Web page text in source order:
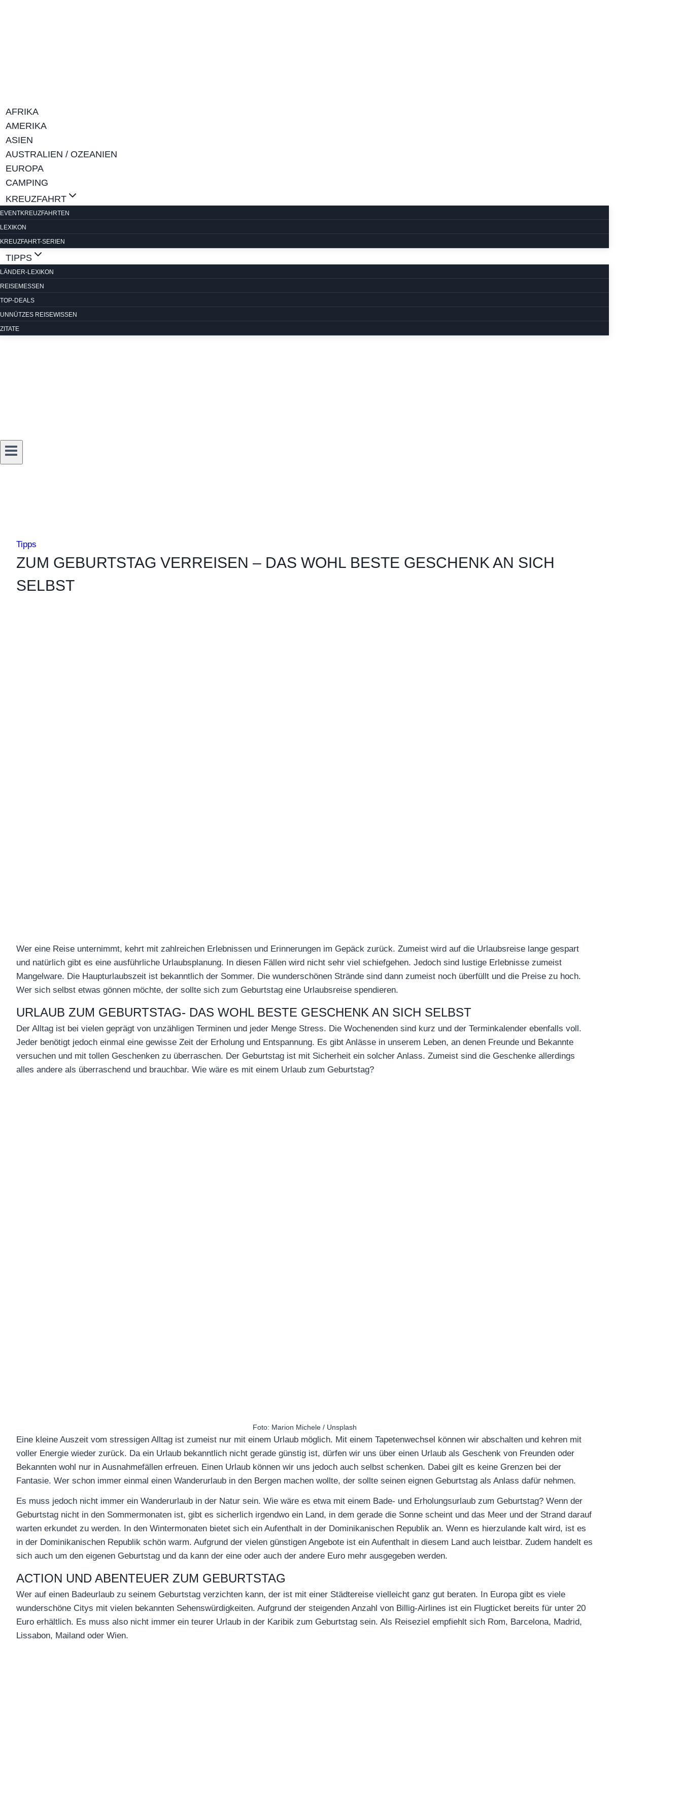
AFRIKA
AMERIKA
ASIEN
AUSTRALIEN / OZEANIEN
EUROPA
CAMPING
KREUZFAHRT
EVENTKREUZFAHRTEN
LEXIKON
KREUZFAHRT-SERIEN
TIPPS
LÄNDER-LEXIKON
REISEMESSEN
TOP-DEALS
UNNÜTZES REISEWISSEN
ZITATE
Tipps
ZUM GEBURTSTAG VERREISEN – DAS WOHL BESTE GESCHENK AN SICH
SELBST
Wer eine Reise unternimmt, kehrt mit zahlreichen Erlebnissen und Erinnerungen im Gepäck zurück. Zumeist wird auf die Urlaubsreise lange gespart
und natürlich gibt es eine ausführliche Urlaubsplanung. In diesen Fällen wird nicht sehr viel schiefgehen. Jedoch sind lustige Erlebnisse zumeist
Mangelware. Die Haupturlaubszeit ist bekanntlich der Sommer. Die wunderschönen Strände sind dann zumeist noch überfüllt und die Preise zu hoch.
Wer sich selbst etwas gönnen möchte, der sollte sich zum Geburtstag eine Urlaubsreise spendieren.
URLAUB ZUM GEBURTSTAG- DAS WOHL BESTE GESCHENK AN SICH SELBST
Der Alltag ist bei vielen geprägt von unzähligen Terminen und jeder Menge Stress. Die Wochenenden sind kurz und der Terminkalender ebenfalls voll.
Jeder benötigt jedoch einmal eine gewisse Zeit der Erholung und Entspannung. Es gibt Anlässe in unserem Leben, an denen Freunde und Bekannte
versuchen und mit tollen Geschenken zu überraschen. Der Geburtstag ist mit Sicherheit ein solcher Anlass. Zumeist sind die Geschenke allerdings
alles andere als überraschend und brauchbar. Wie wäre es mit einem Urlaub zum Geburtstag?
Foto: Marion Michele / Unsplash
Eine kleine Auszeit vom stressigen Alltag ist zumeist nur mit einem Urlaub möglich. Mit einem Tapetenwechsel können wir abschalten und kehren mit
voller Energie wieder zurück. Da ein Urlaub bekanntlich nicht gerade günstig ist, dürfen wir uns über einen Urlaub als Geschenk von Freunden oder
Bekannten wohl nur in Ausnahmefällen erfreuen. Einen Urlaub können wir uns jedoch auch selbst schenken. Dabei gilt es keine Grenzen bei der
Fantasie. Wer schon immer einmal einen Wanderurlaub in den Bergen machen wollte, der sollte seinen eignen Geburtstag als Anlass dafür nehmen.
Es muss jedoch nicht immer ein Wanderurlaub in der Natur sein. Wie wäre es etwa mit einem Bade- und Erholungsurlaub zum Geburtstag? Wenn der
Geburtstag nicht in den Sommermonaten ist, gibt es sicherlich irgendwo ein Land, in dem gerade die Sonne scheint und das Meer und der Strand darauf
warten erkundet zu werden. In den Wintermonaten bietet sich ein Aufenthalt in der Dominikanischen Republik an. Wenn es hierzulande kalt wird, ist es
in der Dominikanischen Republik schön warm. Aufgrund der vielen günstigen Angebote ist ein Aufenthalt in diesem Land auch leistbar. Zudem handelt es
sich auch um den eigenen Geburtstag und da kann der eine oder auch der andere Euro mehr ausgegeben werden.
ACTION UND ABENTEUER ZUM GEBURTSTAG
Wer auf einen Badeurlaub zu seinem Geburtstag verzichten kann, der ist mit einer Städtereise vielleicht ganz gut beraten. In Europa gibt es viele
wunderschöne Citys mit vielen bekannten Sehenswürdigkeiten. Aufgrund der steigenden Anzahl von Billig-Airlines ist ein Flugticket bereits für unter 20
Euro erhältlich. Es muss also nicht immer ein teurer Urlaub in der Karibik zum Geburtstag sein. Als Reiseziel empfiehlt sich Rom, Barcelona, Madrid,
Lissabon, Mailand oder Wien.